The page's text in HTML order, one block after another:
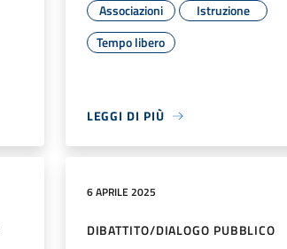
Associazioni
Istruzione
Tempo libero
LEGGI DI PIÙ
6 APRILE 2025
DIBATTITO/DIALOGO PUBBLICO